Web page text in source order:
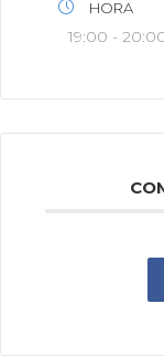
HORA
19:00 -